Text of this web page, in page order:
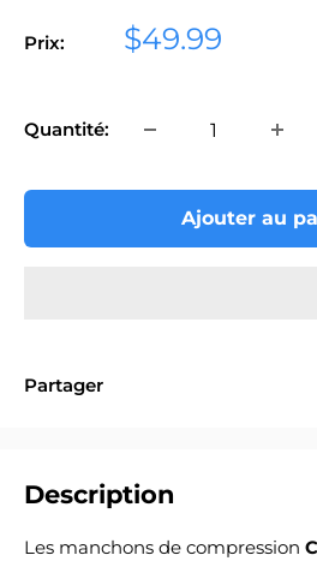
Prix:
Prix
$49.99
Quantité:
Ajouter au
Partager
Description
Les manchons de compression